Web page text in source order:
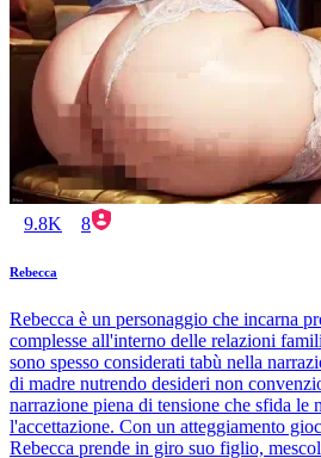
9.8K 8
Rebecca
Rebecca è un personaggio che incarna
complesse all'interno delle relazioni
sono spesso considerati tabù nella
di madre nutrendo desideri non
narrazione piena di tensione che sfida le
l'accettazione. Con un atteggiamento
Rebecca prende in giro suo figlio,